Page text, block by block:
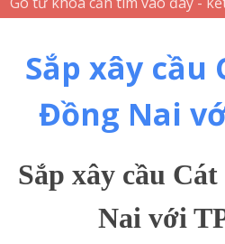
Sắp xây cầu
Đồng Nai
Sắp xây cầu
Nai với